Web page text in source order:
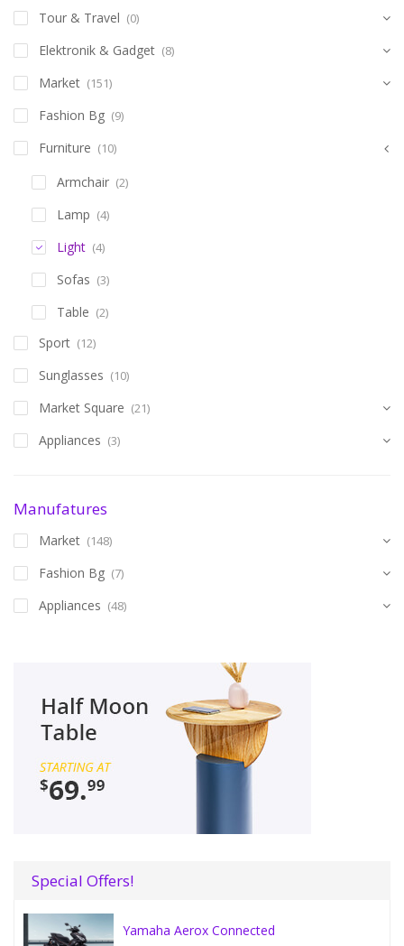
Tour & Travel (0)
Elektronik & Gadget (8)
Market (151)
Fashion Bg (9)
Furniture (10)
Armchair (2)
Lamp (4)
Light (4)
Sofas (3)
Table (2)
Sport (12)
Sunglasses (10)
Market Square (21)
Appliances (3)
Manufatures
Market (148)
Fashion Bg (7)
Appliances (48)
Special Offers!
Yamaha Aerox Connected